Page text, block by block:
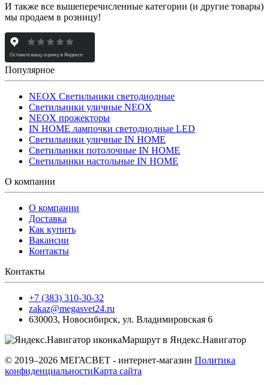
И также все вышеперечисленные категории (и другие товары)
мы продаем в розницу!
Популярное
NEOX Светильники светодиодные
Светильники уличные NEOX
NEOX прожекторы
IN HOME лампочки светодиодные LED
Светильники уличные IN HOME
Светильники потолочные IN HOME
Светильники настольные IN HOME
О компании
О компании
Доставка
Как купить
Вакансии
Контакты
Контакты
+7 (383) 310-30-32
zakaz@megasvet24.ru
630003, Новосибирск, ул. Владимировская 6
Маршрут в Яндекс.Навигатор
© 2019–2026 МЕГАСВЕТ - интернет-магазин Политика
конфиденциальностиКарта сайта